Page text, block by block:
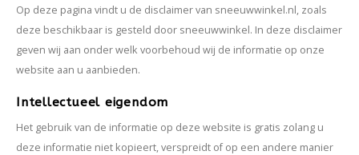
Sneeuwspray
Sneeuwballen
Sneeuw voor Fotoshoots
Winterse Etalages
Evenementen
Winter BBQ
English
Op deze pagina vindt u de disclaimer van sneeuwwinkel.nl, zoals
deze beschikbaar is gesteld door sneeuwwinkel. In deze disclaimer
geven wij aan onder welk voorbehoud wij de informatie op onze
website aan u aanbieden.
Intellectueel eigendom
Het gebruik van de informatie op deze website is gratis zolang u
deze informatie niet kopieert, verspreidt of op een andere manier